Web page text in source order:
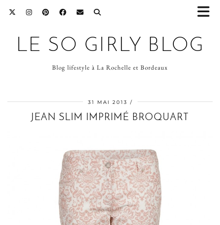
LE SO GIRLY BLOG
Blog lifestyle à La Rochelle et Bordeaux
31 MAI 2013
JEAN SLIM IMPRIMÉ BROQUART